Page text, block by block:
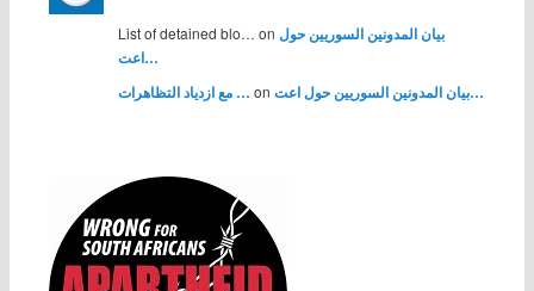
List of detained blo… on بيان المدونين السوريين حول
اعت…
مع ازدياد التظاهرات … on بيان المدونين السوريين حول اعت…